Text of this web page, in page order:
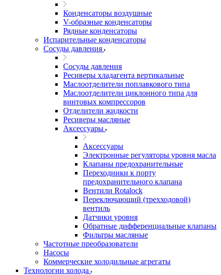
Конденсаторы воздушные
V-образные конденсаторы
Рядные конденсаторы
Испарительные конденсаторы
Сосуды давления
Сосуды давления
Ресиверы хладагента вертикальные
Маслоотделители поплавкового типа
Маслоотделители циклонного типа для
винтовых компрессоров
Отделители жидкости
Ресиверы масляные
Аксессуары
Аксессуары
Электронные регуляторы уровня масла
Клапаны предохранительные
Переходники к порту
предохранительного клапана
Вентили Rotalock
Переключающий (трехходовой)
вентиль
Датчики уровня
Обратные дифференциальные клапаны
Фильтры масляные
Частотные преобразователи
Насосы
Коммерческие холодильные агрегаты
Технологии холода